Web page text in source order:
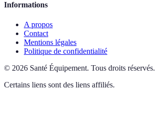
Informations
A propos
Contact
Mentions légales
Politique de confidentialité
© 2026 Santé Équipement. Tous droits réservés.
Certains liens sont des liens affiliés.